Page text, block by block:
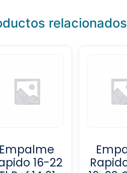
relacionados
Empalme
16-22